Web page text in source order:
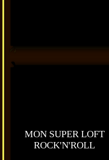
MON SUPER LOFT
ROCK'N'ROLL